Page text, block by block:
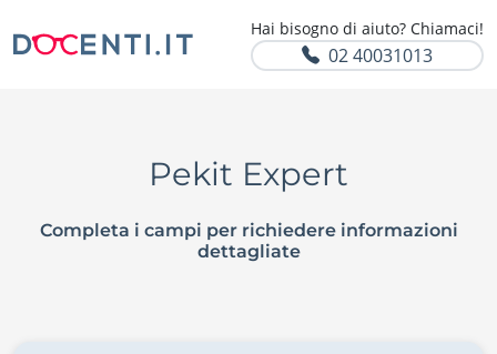
Hai bisogno di aiuto? Chiamaci!
02 40031013
Pekit Expert
Completa i campi per richiedere informazioni
dettagliate